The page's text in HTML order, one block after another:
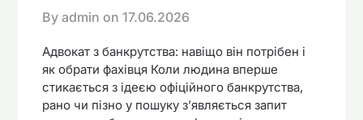
By admin on 17.06.2026
Адвокат з банкрутства: навіщо він потрібен і
як обрати фахівця Коли людина вперше
стикається з ідеєю офіційного банкрутства,
рано чи пізно у пошуку з’являється запит